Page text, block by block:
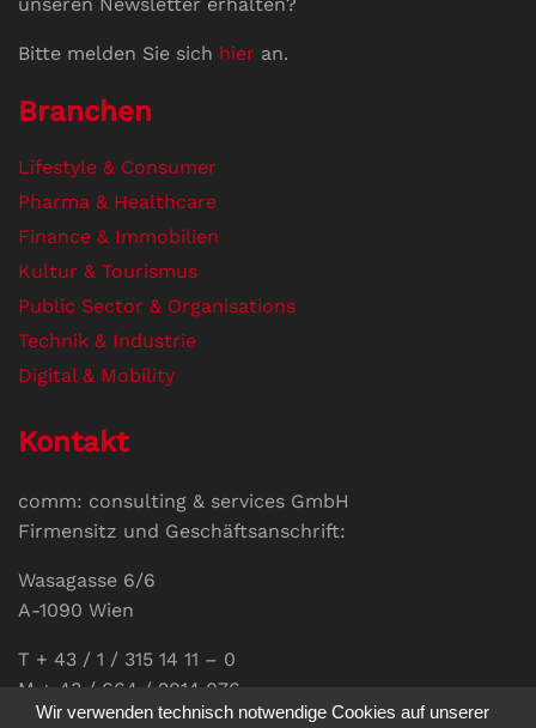
Bitte melden Sie sich hier an.
Branchen
Lifestyle & Consumer
Pharma & Healthcare
Finance & Immobilien
Kultur & Tourismus
Public Sector & Organisations
Technik & Industrie
Digital & Mobility
Kontakt
comm: consulting & services GmbH
Firmensitz und Geschäftsanschrift:
Wasagasse 6/6
A-1090 Wien
T + 43 / 1 / 315 14 11 – 0
M + 43 / 664 / 2014 076
Wir verwenden technisch notwendige Cookies auf unserer